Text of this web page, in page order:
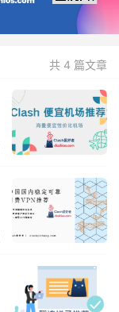
共 4 篇文章